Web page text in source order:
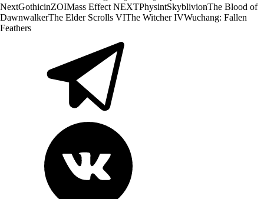
NextGothicinZOIMass Effect NEXTPhysintSkyblivionThe Blood of
DawnwalkerThe Elder Scrolls VIThe Witcher IVWuchang: Fallen
Feathers